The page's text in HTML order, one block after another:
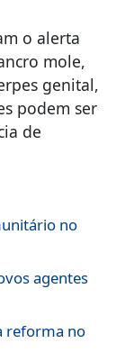
o alerta
mole,
genital,
podem ser
de
no
agentes
reforma no